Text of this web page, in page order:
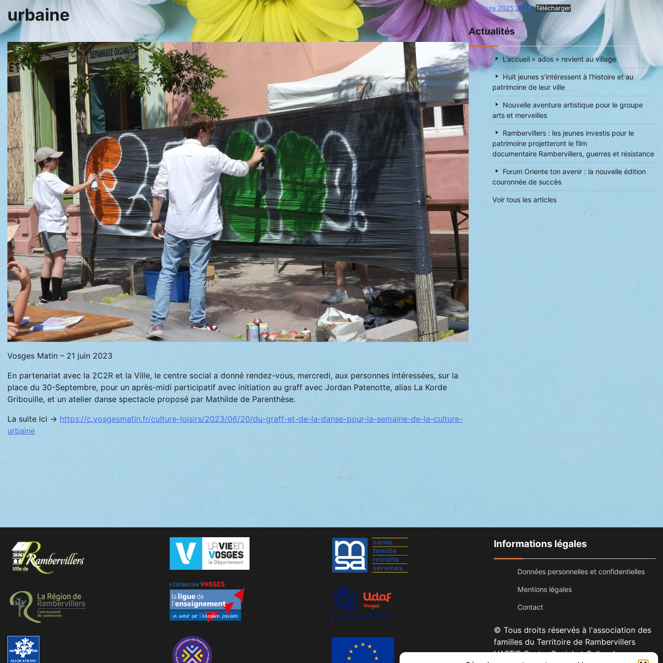
urbaine
Vosges Matin – 21 juin 2023
En partenariat avec la 2C2R et la Ville, le centre social a donné rendez-vous, mercredi, aux personnes intéressées, sur la
place du 30-Septembre, pour un après-midi participatif avec initiation au graff avec Jordan Patenotte, alias La Korde
Gribouille, et un atelier danse spectacle proposé par Mathilde de Parenthèse.
La suite ici -> https://c.vosgesmatin.fr/culture-loisirs/2023/06/20/du-graff-et-de-la-danse-pour-la-semaine-de-la-culture-
urbaine
Brochure 2025 2026 Télécharger
Actualités
L’accueil « ados » revient au village
Huit jeunes s’intéressent à l’histoire et au
patrimoine de leur ville
Nouvelle aventure artistique pour le groupe
arts et merveilles
Rambervillers : les jeunes investis pour le
patrimoine projetteront le film
documentaire Rambervillers, guerres et résistance
Forum Oriente ton avenir : la nouvelle édition
couronnée de succès
Voir tous les articles
Informations légales
Données personnelles et confidentielles
Mentions légales
Contact
© Tous droits réservés à l'association des
familles du Territoire de Rambervillers
L'AFT'R Centre Social et Culturel